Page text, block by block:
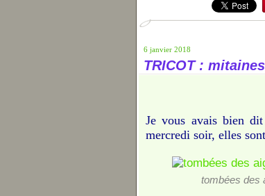
6 janvier 2018
TRICOT :
Je vous avais bien
mercredi soir, elles
tombées des